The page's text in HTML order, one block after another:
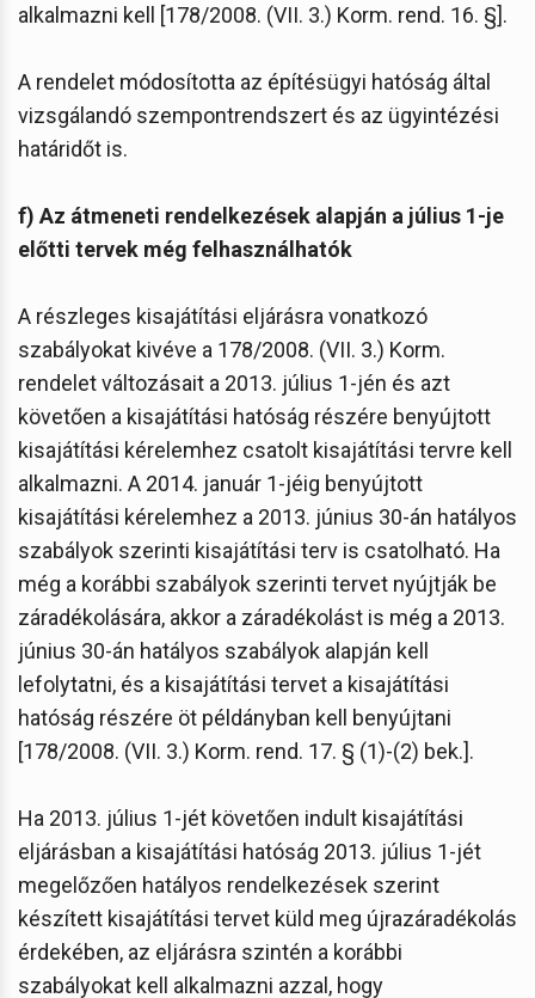
alkalmazni kell [178/2008. (VII. 3.) Korm. rend. 16. §].
A rendelet módosította az építésügyi hatóság által
vizsgálandó szempontrendszert és az ügyintézési
határidőt is.
f) Az átmeneti rendelkezések alapján a július 1-je
előtti tervek még felhasználhatók
A részleges kisajátítási eljárásra vonatkozó
szabályokat kivéve a 178/2008. (VII. 3.) Korm.
rendelet változásait a 2013. július 1-jén és azt
követően a kisajátítási hatóság részére benyújtott
kisajátítási kérelemhez csatolt kisajátítási tervre kell
alkalmazni. A 2014. január 1-jéig benyújtott
kisajátítási kérelemhez a 2013. június 30-án hatályos
szabályok szerinti kisajátítási terv is csatolható. Ha
még a korábbi szabályok szerinti tervet nyújtják be
záradékolására, akkor a záradékolást is még a 2013.
június 30-án hatályos szabályok alapján kell
lefolytatni, és a kisajátítási tervet a kisajátítási
hatóság részére öt példányban kell benyújtani
[178/2008. (VII. 3.) Korm. rend. 17. § (1)-(2) bek.].
Ha 2013. július 1-jét követően indult kisajátítási
eljárásban a kisajátítási hatóság 2013. július 1-jét
megelőzően hatályos rendelkezések szerint
készített kisajátítási tervet küld meg újrazáradékolás
érdekében, az eljárásra szintén a korábbi
szabályokat kell alkalmazni azzal, hogy